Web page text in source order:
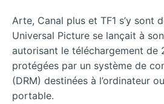
Arte, Canal plus et TF1 s’y sont
Universal Picture se lançait à
autorisant le téléchargement de
protégées par un système de
(DRM) destinées à l’ordinateur
portable.